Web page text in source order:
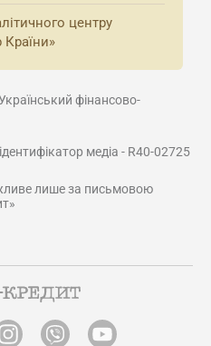
центру
Країни»
фінансово-
медіа - R40-02725
лише за письмовою